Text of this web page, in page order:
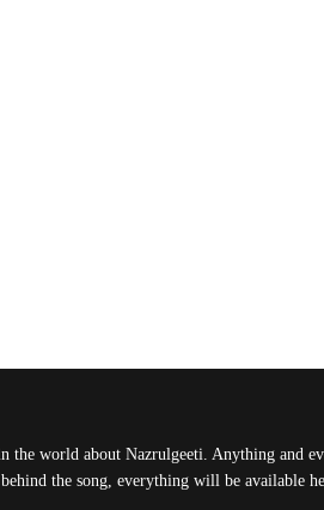
the world about Nazrulgeeti. Anything and
the song, everything will be available